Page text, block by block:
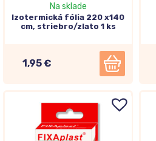
Na sklade
Izotermická fólia 220 x140
cm, striebro/zlato 1 ks
1,95 €